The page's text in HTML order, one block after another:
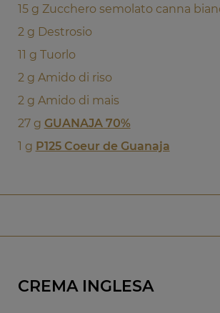
15 g Zucchero semolato canna
2 g Destrosio
11 g Tuorlo
2 g Amido di riso
2 g Amido di mais
27 g GUANAJA 70%
1 g P125 Coeur de Guanaja
CREMA INGLESA